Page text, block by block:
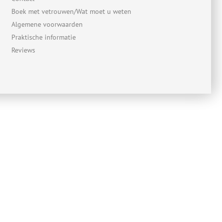
Boek met vetrouwen/Wat moet u weten
Algemene voorwaarden
Praktische informatie
Reviews